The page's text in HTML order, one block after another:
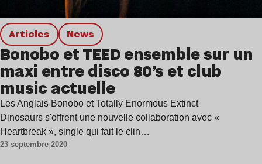
Articles news
Bonobo et TEED ensemble sur un
maxi entre disco 80’s et club
music actuelle
Les Anglais Bonobo et Totally Enormous Extinct
Dinosaurs s'offrent une nouvelle collaboration avec «
Heartbreak », single qui fait le clin…
23 septembre 2020